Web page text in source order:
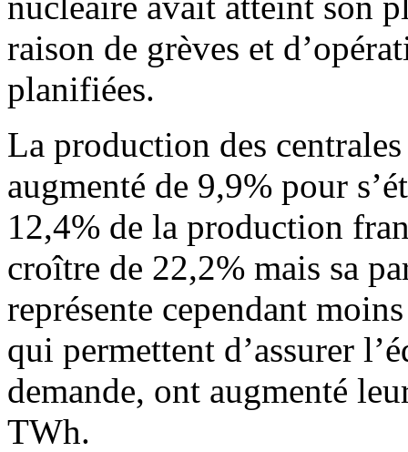
raison de grèves et
planifiées.
La production des
augmenté de 9,9% pour
12,4% de la production
croître de 22,2% mais sa
représente cependant
qui permettent d’assurer
demande, ont augmenté
TWh.